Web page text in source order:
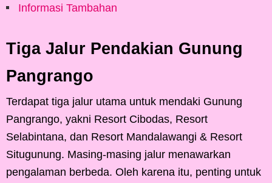
Informasi Tambahan
Tiga Jalur Pendakian Gunung
Pangrango
Terdapat tiga jalur utama untuk mendaki Gunung
Pangrango, yakni Resort Cibodas, Resort
Selabintana, dan Resort Mandalawangi & Resort
Situgunung. Masing-masing jalur menawarkan
pengalaman berbeda. Oleh karena itu, penting untuk